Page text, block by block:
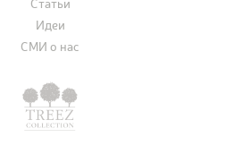
Статьи
Идеи
СМИ о нас